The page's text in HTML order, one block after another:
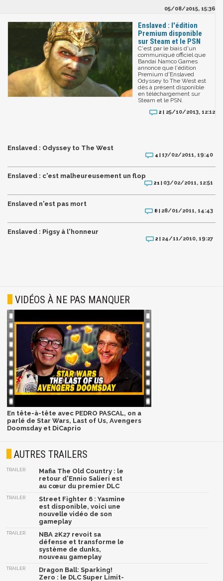
05/08/2015, 15:36
Enslaved : l'édition
Premium disponible
sur Steam et le PSN
C'est par le biais d'un
communiqué officiel que
Bandai Namco Games
annonce que l'édition
Premium d'Enslaved
Odyssey to The West est
dès à présent disponible
en téléchargement sur
Steam et le PSN.
2 | 25/10/2013, 12:12
Enslaved : Odyssey to The West
4 |17/02/2011, 19:40
Enslaved : c'est malheureusement un flop
21 | 03/02/2011, 12:51
Enslaved n'est pas mort
8 | 28/01/2011, 14:43
Enslaved : Pigsy à l'honneur
2 | 24/11/2010, 19:27
VIDÉOS À NE PAS MANQUER
En tête-à-tête avec PEDRO PASCAL, on a
parlé de Star Wars, Last of Us, Avengers
Doomsday et DiCaprio
AUTRES TRAILERS
TRAILER
Mafia The Old Country : le
retour d'Ennio Salieri est
au cœur du premier DLC
TRAILER
Street Fighter 6 : Yasmine
est disponible, voici une
nouvelle vidéo de son
gameplay
TRAILER
NBA 2K27 revoit sa
défense et transforme le
système de dunks,
nouveau gameplay
TRAILER
Dragon Ball: Sparking!
Zero : le DLC Super Limit-